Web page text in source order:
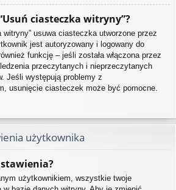
ciasteczka witryny”?
witryny” usuwa ciasteczka utworzone przez
jest autoryzowany i logowany do
funkcję – jeśli została włączona przez
przeczytanych i nieprzeczytanych
Jeśli występują problemy z
usunięcie ciasteczek może być pomocne.
użytkownika
użytkownikiem, wszystkie twoje